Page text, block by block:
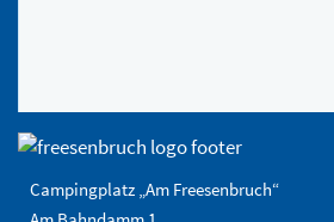
Campingplatz „Am Freesenbruch“